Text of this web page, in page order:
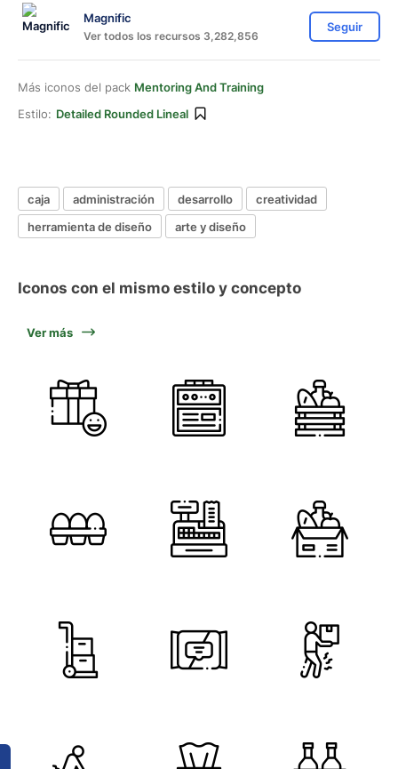
Magnific
Ver todos los recursos 3,282,856
Seguir
Más iconos del pack Mentoring And Training
Estilo: Detailed Rounded Lineal
caja administración desarrollo
creatividad
herramienta de diseño
arte y diseño
Iconos con el mismo estilo y concepto
Ver más